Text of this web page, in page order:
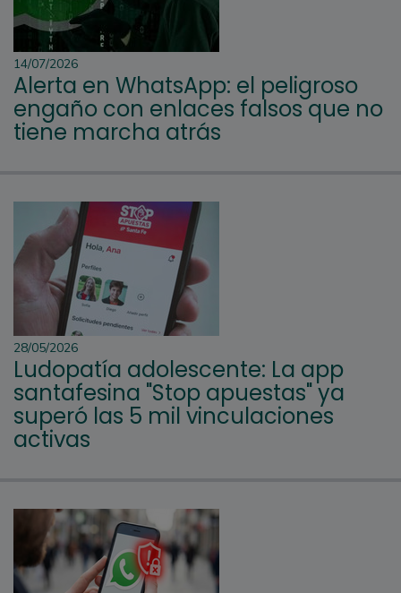
14/07/2026
Alerta en WhatsApp: el peligroso
engaño con enlaces falsos que no
tiene marcha atrás
28/05/2026
Ludopatía adolescente: La app
santafesina "Stop apuestas" ya
superó las 5 mil vinculaciones
activas